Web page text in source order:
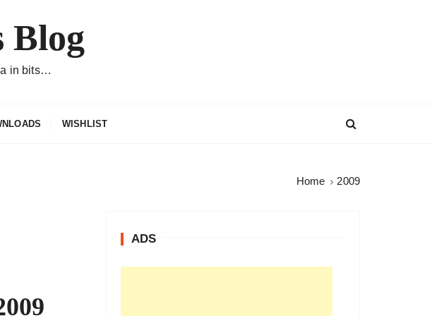
Blog
in bits…
WISHLIST
Home 2009
ADS